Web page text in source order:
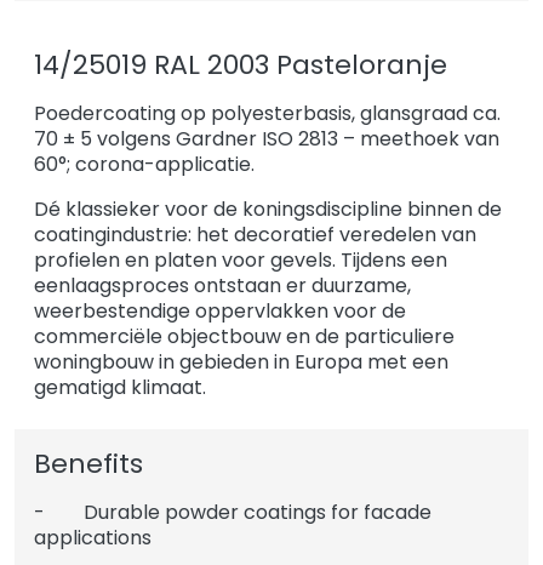
14/25019 RAL 2003 Pasteloranje
Poedercoating op polyesterbasis, glansgraad ca.
70 ± 5 volgens Gardner ISO 2813 – meethoek van
60°; corona-applicatie.
Dé klassieker voor de koningsdiscipline binnen de
coatingindustrie: het decoratief veredelen van
profielen en platen voor gevels. Tijdens een
eenlaagsproces ontstaan er duurzame,
weerbestendige oppervlakken voor de
commerciële objectbouw en de particuliere
woningbouw in gebieden in Europa met een
gematigd klimaat.
Benefits
- Durable powder coatings for facade
applications